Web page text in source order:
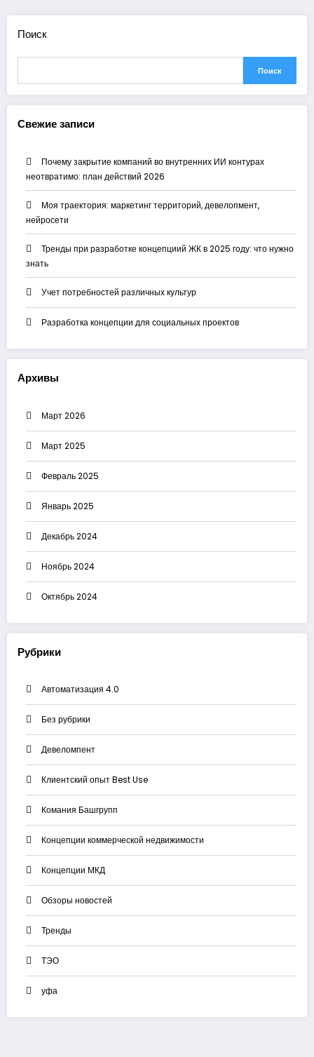
Поиск
Поиск
Свежие записи
Почему закрытие компаний во внутренних ИИ контурах
неотвратимо: план действий 2026
Моя траектория: маркетинг территорий, девелопмент,
нейросети
Тренды при разработке концепциий ЖК в 2025 году: что нужно
знать
Учет потребностей различных культур
Разработка концепции для социальных проектов
Архивы
Март 2026
Март 2025
Февраль 2025
Январь 2025
Декабрь 2024
Ноябрь 2024
Октябрь 2024
Рубрики
Автоматизация 4.0
Без рубрики
Девеломпент
Клиентский опыт Best Use
Комания Башгрупп
Концепции коммерческой недвижимости
Концепции МКД
Обзоры новостей
Тренды
ТЭО
уфа